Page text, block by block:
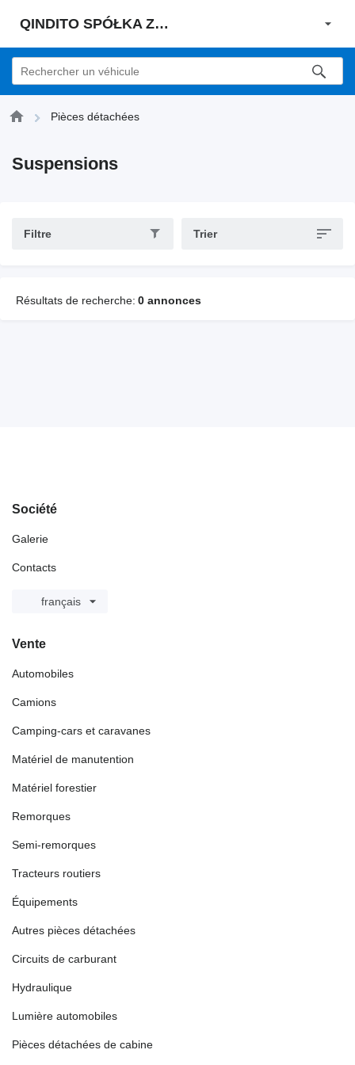
QINDITO SPÓŁKA Z OGRANICZONĄ ODPOWIEDZIALNOŚCIĄ
Pièces détachées
Suspensions
Filtre Trier
Résultats de recherche: 0 annonces
Société
Galerie
Contacts
français
Vente
Automobiles
Camions
Camping-cars et caravanes
Matériel de manutention
Matériel forestier
Remorques
Semi-remorques
Tracteurs routiers
Équipements
Autres pièces détachées
Circuits de carburant
Hydraulique
Lumière automobiles
Pièces détachées de cabine